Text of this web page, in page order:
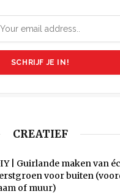
CREATIEF
| Guirlande maken van
voor buiten
of muur)